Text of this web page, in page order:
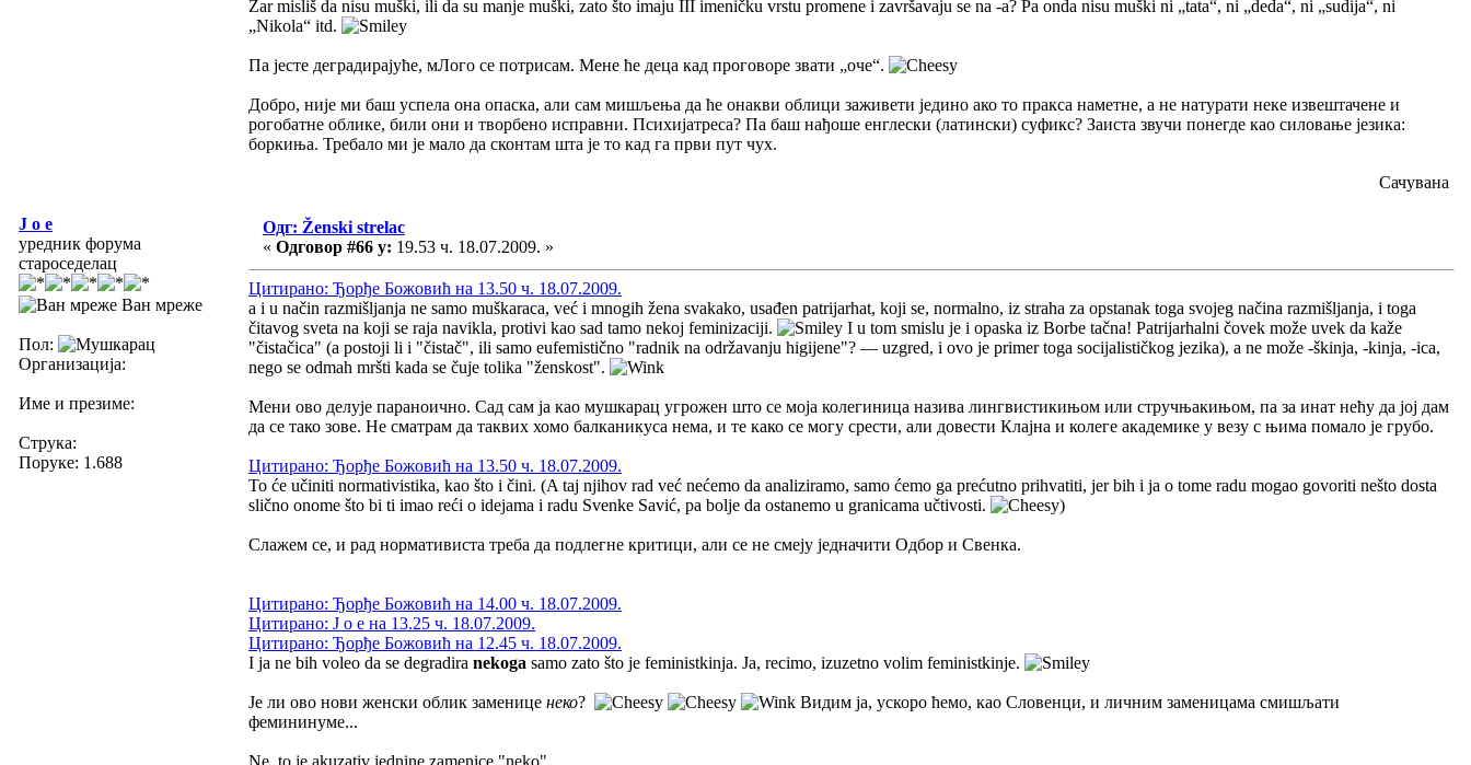
Zar misliš da nisu muški, ili da su manje muški, zato što imaju III imeničku vrstu promene i završavaju se na -a? Pa onda nisu muški ni „tata“, ni „deda“, ni „sudija“, ni
„Nikola“ itd.
Па јесте деградирајуће, мЛого се потрисам. Мене ће деца кад проговоре звати „оче“.
Добро, није ми баш успела она опаска, али сам мишљења да ће онакви облици заживети једино ако то пракса наметне, а не натурати неке извештачене и
рогобатне облике, били они и творбено исправни. Психијатреса? Па баш нађоше енглески (латински) суфикс? Заиста звучи понегде као силовање језика:
боркиња. Требало ми је мало да сконтам шта је то кад га први пут чух.
Сачувана
J o e
уредник форума
староседелац
Ван мреже
Пол:
Организација:
Име и презиме:
Струка:
Поруке: 1.688
Одг: Ženski strelac
« Одговор #66 у: 19.53 ч. 18.07.2009. »
Цитирано: Ђорђе Божовић на 13.50 ч. 18.07.2009.
a i u način razmišljanja ne samo muškaraca, već i mnogih žena svakako, usađen patrijarhat, koji se, normalno, iz straha za opstanak toga svojeg načina razmišljanja, i toga
čitavog sveta na koji se raja navikla, protivi kao sad tamo nekoj feminizaciji.
I u tom smislu je i opaska iz Borbe tačna! Patrijarhalni čovek može uvek da kaže
"čistačica" (a postoji li i "čistač", ili samo eufemistično "radnik na održavanju higijene"? — uzgred, i ovo je primer toga socijalističkog jezika), a ne može -škinja, -kinja, -ica,
nego se odmah mršti kada se čuje tolika "ženskost".
Мени ово делује параноично. Сад сам ја као мушкарац угрожен што се моја колегиница назива лингвистикињом или стручњакињом, па за инат нећу да јој дам
да се тако зове. Не сматрам да таквих хомо балканикуса нема, и те како се могу срести, али довести Клајна и колеге академике у везу с њима помало је грубо.
Цитирано: Ђорђе Божовић на 13.50 ч. 18.07.2009.
To će učiniti normativistika, kao što i čini. (A taj njihov rad već nećemo da analiziramo, samo ćemo ga prećutno prihvatiti, jer bih i ja o tome radu mogao govoriti nešto dosta
slično onome što bi ti imao reći o idejama i radu Svenke Savić, pa bolje da ostanemo u granicama učtivosti.
)
Слажем се, и рад нормативиста треба да подлегне критици, али се не смеју једначити Одбор и Свенка.
Цитирано: Ђорђе Божовић на 14.00 ч. 18.07.2009.
Цитирано: J o e на 13.25 ч. 18.07.2009.
Цитирано: Ђорђе Божовић на 12.45 ч. 18.07.2009.
I ja ne bih voleo da se degradira nekoga samo zato što je feministkinja. Ja, recimo, izuzetno volim feministkinje.
Је ли ово нови женски облик заменице неко?
Видим ја, ускоро ћемо, као Словенци, и личним заменицама смишљати
фемининуме...
Ne, to je akuzativ jednine zamenice "neko".